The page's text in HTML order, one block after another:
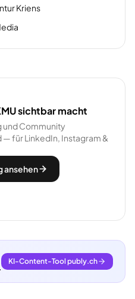
Kriens
sichtbar macht
und Community
— für LinkedIn, Instagram &
ansehen
KI-Content-Tool publy.ch